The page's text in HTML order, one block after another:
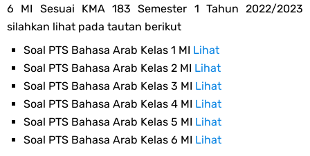
6 MI Sesuai KMA 183 Semester 1 Tahun 2022/2023
silahkan lihat pada tautan berikut
Soal PTS Bahasa Arab Kelas 1 MI Lihat
Soal PTS Bahasa Arab Kelas 2 MI Lihat
Soal PTS Bahasa Arab Kelas 3 MI Lihat
Soal PTS Bahasa Arab Kelas 4 MI Lihat
Soal PTS Bahasa Arab Kelas 5 MI Lihat
Soal PTS Bahasa Arab Kelas 6 MI Lihat